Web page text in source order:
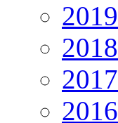
2019
2018
2017
2016